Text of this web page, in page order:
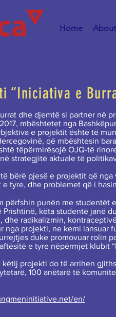
Home About
“Iniciativa e
dhe djemtë si partner në
mbështetet nga
e projektit është të
që mbështesin
tëpërmirësojë OJQ-të
strategjitë aktuale të
bërë pjesë e projektit që
tyre, dhe problemet që i
përfshin punën me studentët
Prishtinë, këta studentë janë
dhe radikalizmin,
nga projekti, ne kemi lansuar
duke promovuar rolin
e tyre nëpërmjet klubit
këtij projekti do të arrihen
100 anëtarë të
en/